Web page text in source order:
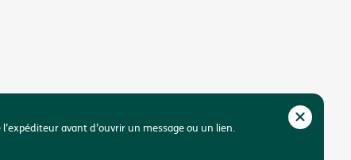
avant d’ouvrir un message ou un lien.